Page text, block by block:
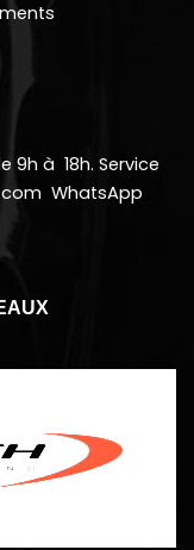
9h à 18h. Service
WhatsApp